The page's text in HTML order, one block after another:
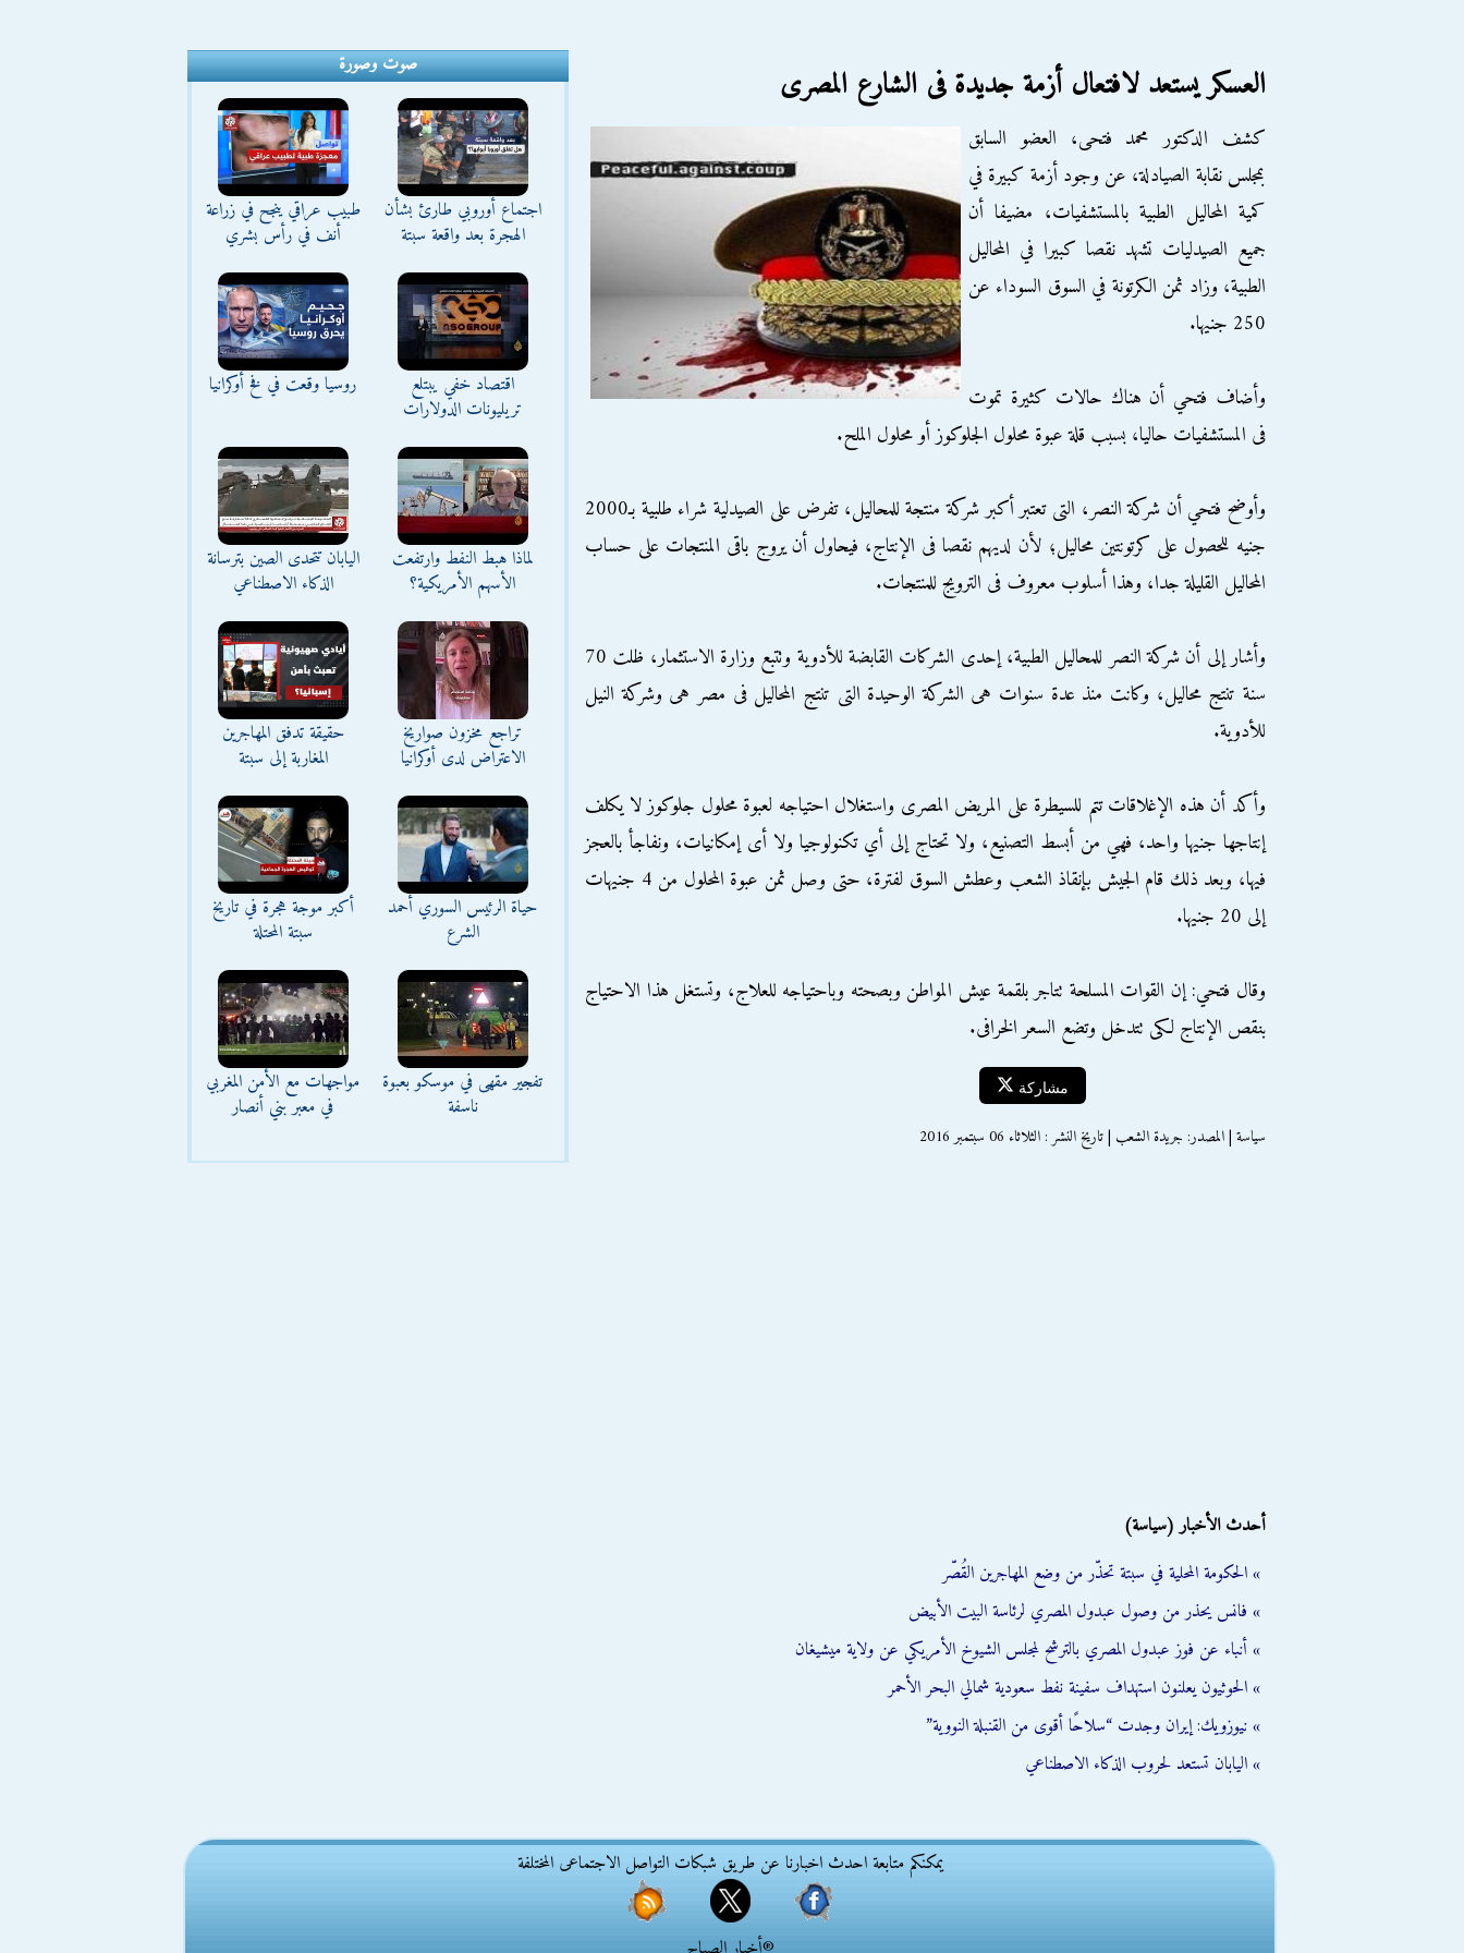
العسكر يستعد لافتعال أزمة جديدة فى الشارع المصرى
كشف الدكتور محمد فتحى، العضو السابق
بمجلس نقابة الصيادلة، عن وجود أزمة كبيرة في
كمية المحاليل الطبية بالمستشفيات، مضيفا أن
جميع الصيدليات تشهد نقصا كبيرا في المحاليل
الطبية، وزاد ثمن الكرتونة في السوق السوداء عن
250 جنيها.
وأضاف فتحي أن هناك حالات كثيرة تموت
فى المستشفيات حاليا، بسبب قلة عبوة محلول الجلوكوز أو محلول الملح.
وأوضح فتحي أن شركة النصر، التى تعتبر أكبر شركة منتجة للمحاليل، تفرض على الصيدلية شراء طلبية بـ2000
جنيه للحصول على كرتونتين محاليل؛ لأن لديهم نقصا فى الإنتاج، فيحاول أن يروج باقى المنتجات على حساب
المحاليل القليلة جدا، وهذا أسلوب معروف فى الترويج للمنتجات.
وأشار إلى أن شركة النصر للمحاليل الطبية، إحدى الشركات القابضة للأدوية وتتبع وزارة الاستثمار، ظلت 70
سنة تنتج محاليل، وكانت منذ عدة سنوات هى الشركة الوحيدة التى تنتج المحاليل فى مصر هى وشركة النيل
للأدوية.
وأكد أن هذه الإغلاقات تتم للسيطرة على المريض المصرى واستغلال احتياجه لعبوة محلول جلوكوز لا يكلف
إنتاجها جنيها واحد، فهي من أبسط التصنيع، ولا تحتاج إلى أي تكنولوجيا ولا أى إمكانيات، ونفاجأ بالعجز
فيها، وبعد ذلك قام الجيش بإنقاذ الشعب وعطش السوق لفترة، حتى وصل ثمن عبوة المحلول من 4 جنيهات
إلى 20 جنيها.
وقال فتحي: إن القوات المسلحة تتاجر بلقمة عيش المواطن وبصحته وباحتياجه للعلاج، وتستغل هذا الاحتياج
بنقص الإنتاج لكى تتدخل وتضع السعر الخرافى.
مشاركة
سياسة | المصدر: جريدة الشعب | تاريخ النشر : الثلاثاء 06 سبتمبر 2016
أحدث الأخبار (سياسة)
» الحكومة المحلية في سبتة تحذّر من وضع المهاجرين القُصّر
» فانس يحذر من وصول عبدول المصري لرئاسة البيت الأبيض
» أنباء عن فوز عبدول المصري بالترشح لمجلس الشيوخ الأمريكي عن ولاية ميشيغان
» الحوثيون يعلنون استهداف سفينة نفط سعودية شمالي البحر الأحمر
» نيوزويك: إيران وجدت “سلاحًا أقوى من القنبلة النووية”
» اليابان تستعد لحروب الذكاء الاصطناعي
صوت وصورة
اجتماع أوروبي طارئ بشأن
الهجرة بعد واقعة سبتة
طبيب عراقي ينجح في زراعة
أنف في رأس بشري
اقتصاد خفي يبتلع
تريليونات الدولارات
روسيا وقعت في فخ أوكرانيا
لماذا هبط النفط وارتفعت
الأسهم الأمريكية؟
اليابان تتحدى الصين بترسانة
الذكاء الاصطناعي
تراجع مخزون صواريخ
الاعتراض لدى أوكرانيا
حقيقة تدفق المهاجرين
المغاربة إلى سبتة
حياة الرئيس السوري أحمد
الشرع
أكبر موجة هجرة في تاريخ
سبتة المحتلة
تفجير مقهى في موسكو بعبوة
ناسفة
مواجهات مع الأمن المغربي
في معبر بني أنصار
يمكنكم متابعة احدث اخبارنا عن طريق شبكات التواصل الاجتماعى المختلفة